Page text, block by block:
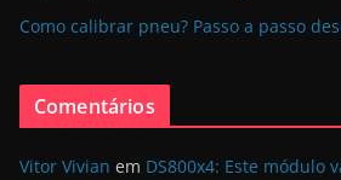
Como calibrar pneu? Passo a passo
Comentários
Vitor Vivian em DS800x4: Este módulo